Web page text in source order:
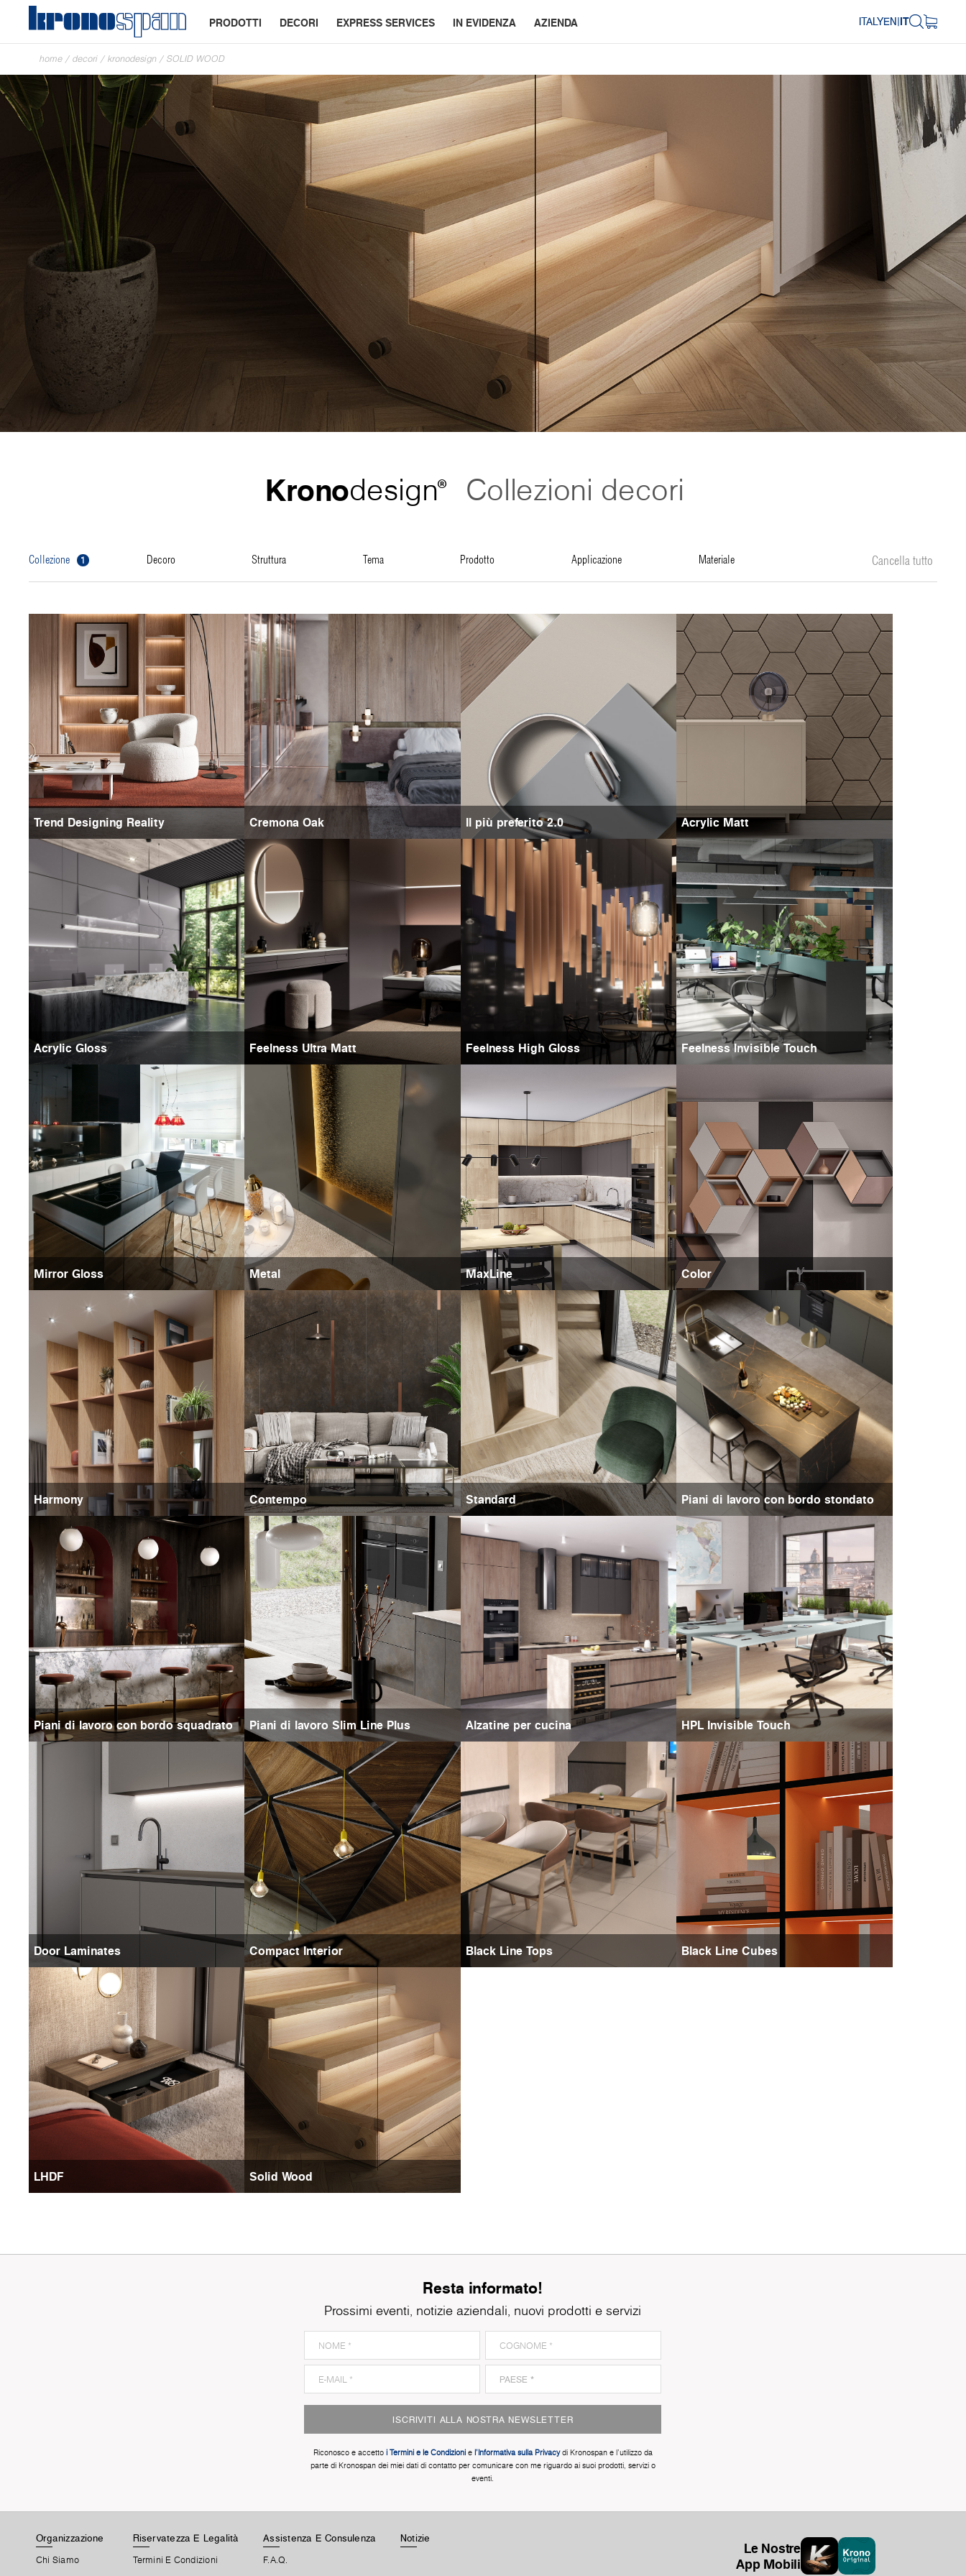
PRODOTTI DECORI EXPRESS SERVICES IN EVIDENZA AZIENDA ITALYEN|IT
home / decori / kronodesign / SOLID WOOD
Kronodesign® Collezioni decori
collezione 1 decoro struttura tema prodotto applicazione materiale Cancella tutto
Trend Designing Reality Cremona Oak Il più preferito 2.0 Acrylic Matt
Acrylic Gloss Feelness Ultra Matt Feelness High Gloss Feelness Invisible Touch
Mirror Gloss Metal MaxLine Color
Harmony Contempo Standard Piani di lavoro con bordo stondato
Piani di lavoro con bordo squadrato Piani di lavoro Slim Line Plus Alzatine per cucina HPL Invisible Touch
Door Laminates Compact Interior Black Line Tops Black Line Cubes
LHDF Solid Wood
Resta informato!
Prossimi eventi, notizie aziendali, nuovi prodotti e servizi
ISCRIVITI ALLA NOSTRA NEWSLETTER
Riconosco e accetto i Termini e le Condizionie l'Informativa sulla Privacydi Kronospan e l'utilizzo da
parte di Kronospan dei miei dati di contatto per comunicare con me riguardo ai suoi prodotti, servizi o
eventi.
Organizzazione
Chi Siamo
Riservatezza E Legalità
Termini E Condizioni
Assistenza E Consulenza
F.A.Q.
Notizie
Le Nostre
App Mobili